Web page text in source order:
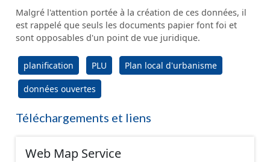
Malgré l'attention portée à la création de ces données, il
est rappelé que seuls les documents papier font foi et
sont opposables d'un point de vue juridique.
planification PLU Plan local d'urbanisme
données ouvertes
Téléchargements et liens
Web Map Service